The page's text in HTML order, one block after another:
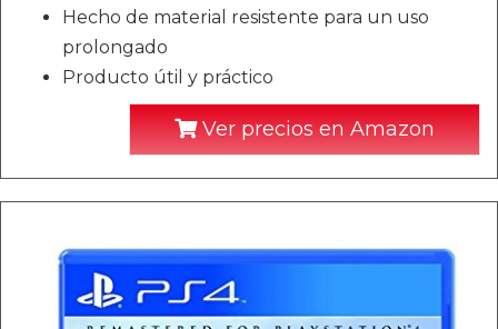
Hecho de material resistente para un uso
prolongado
Producto útil y práctico
Ver precios en Amazon